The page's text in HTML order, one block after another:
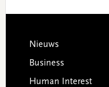
Footer
Nieuws
Business
Human Interest